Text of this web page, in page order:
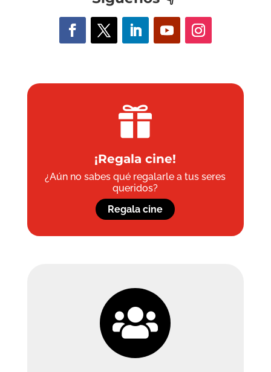

¡Regala cine!
¿Aún no sabes qué regalarle a tus seres
queridos?
Regala cine
